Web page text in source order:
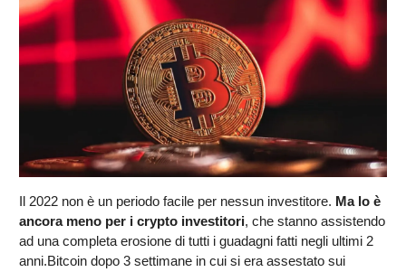
Il 2022 non è un periodo facile per nessun investitore. Ma lo è
ancora meno per i crypto investitori, che stanno assistendo
ad una completa erosione di tutti i guadagni fatti negli ultimi 2
anni.Bitcoin dopo 3 settimane in cui si era assestato sui